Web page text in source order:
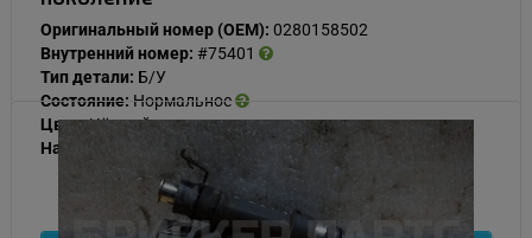
Оригинальный номер (OEM): 0280158502
Внутренний номер: #75401
Тип детали: Б/У
Состояние: Нормальное
Цвет:Чёрный
Наличие:
В наличии
500